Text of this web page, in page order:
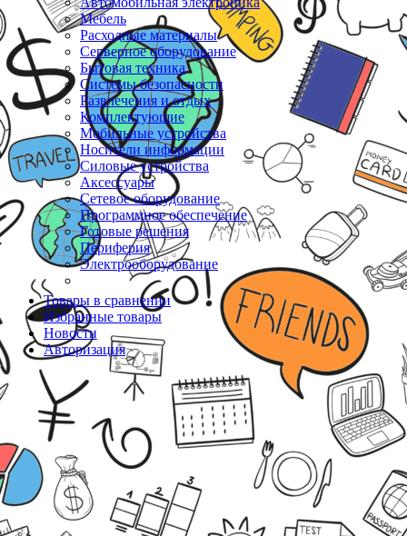
Мебель
Расходные материалы
Серверное оборудование
Бытовая техника
Системы безопасности
Развлечения и отдых
Комплектующие
Мобильные устройства
Носители информации
Силовые устройства
Аксессуары
Сетевое оборудование
Программное обеспечение
Готовые решения
Периферия
Электрооборудование
Товары в сравнении
Избранные товары
Новости
Авторизация